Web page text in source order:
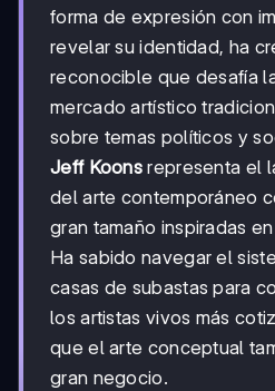
forma de expresión con
revelar su identidad, ha
reconocible que desafía
mercado artístico
sobre temas políticos y
Jeff Koons representa el
del arte contemporáneo
gran tamaño inspiradas
Ha sabido navegar el
casas de subastas para
los artistas vivos más
que el arte conceptual
gran negocio.